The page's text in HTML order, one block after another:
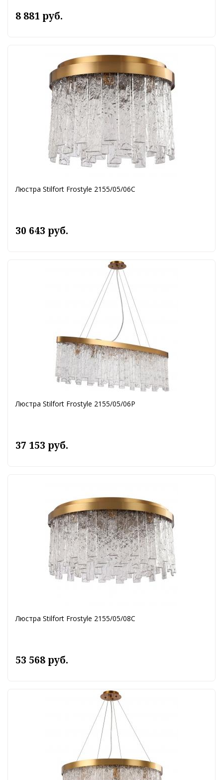
8 881 руб.
Люстра Stilfort Frostyle 2155/05/06C
30 643 руб.
Люстра Stilfort Frostyle 2155/05/06P
37 153 руб.
Люстра Stilfort Frostyle 2155/05/08C
53 568 руб.